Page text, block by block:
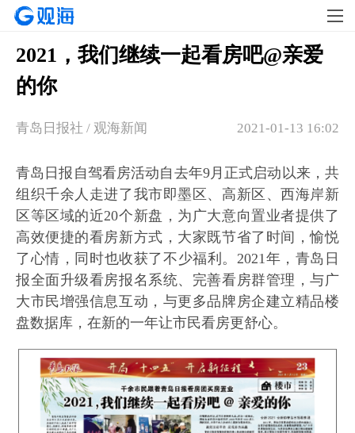
2021，我们继续一起看房吧@亲爱
的你
2021-01-13 16:02
青岛日报社 / 观海新闻
青岛日报自驾看房活动自去年9月正式启动以来，共
组织千余人走进了我市即墨区、高新区、西海岸新
区等区域的近20个新盘，为广大意向置业者提供了
高效便捷的看房新方式，大家既节省了时间，愉悦
了心情，同时也收获了不少福利。2021年，青岛日
报全面升级看房报名系统、完善看房群管理，与广
大市民增强信息互动，与更多品牌房企建立精品楼
盘数据库，在新的一年让市民看房更舒心。